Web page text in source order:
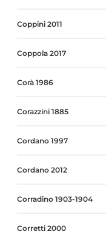
Coppini 2011
Coppola 2017
Corà 1986
Corazzini 1885
Cordano 1997
Cordano 2012
Corradino 1903-1904
Corretti 2000